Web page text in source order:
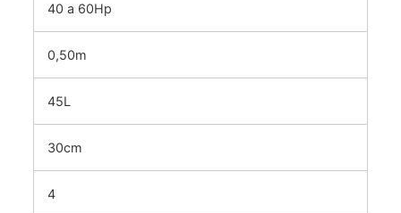
40 a 60Hp
0,50m
45L
30cm
4